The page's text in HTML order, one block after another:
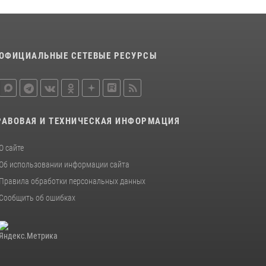
СЕТЕВЫЕ РЕСУРСЫ
И ТЕХНИЧЕСКАЯ ИНФОРМАЦИЯ
О сайте
Об использовании информации сайта
Правила обработки персональных данных
Сообщить об ошибках